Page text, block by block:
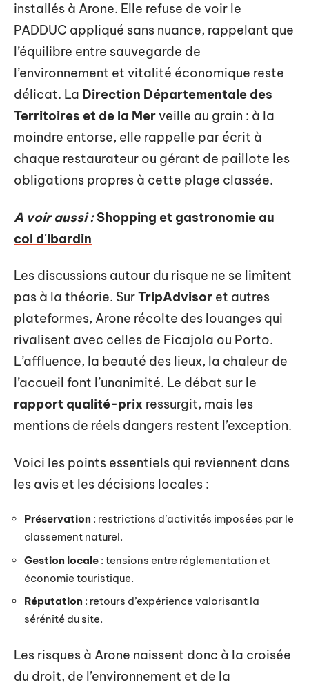
installés à Arone. Elle refuse de voir le
PADDUC appliqué sans nuance, rappelant que
l’équilibre entre sauvegarde de
l’environnement et vitalité économique reste
délicat. La Direction Départementale des
Territoires et de la Merveille au grain : à la
moindre entorse, elle rappelle par écrit à
chaque restaurateur ou gérant de paillote les
obligations propres à cette plage classée.
A voir aussi : Shopping et gastronomie au
col d'Ibardin
Les discussions autour du risque ne se limitent
pas à la théorie. SurTripAdvisor et autres
plateformes, Arone récolte des louanges qui
rivalisent avec celles de Ficajola ou Porto.
L’affluence, la beauté des lieux, la chaleur de
l’accueil font l’unanimité. Le débat sur le
rapport qualité-prix ressurgit, mais les
mentions de réels dangers restent l’exception.
Voici les points essentiels qui reviennent dans
les avis et les décisions locales :
Préservation : restrictions d’activités imposées par le
classement naturel.
Gestion locale : tensions entre réglementation et
économie touristique.
Réputation : retours d’expérience valorisant la
sérénité du site.
Les risques à Arone naissent donc à la croisée
du droit, de l’environnement et de la